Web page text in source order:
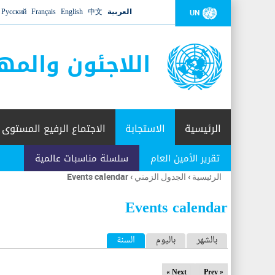
UN العربية 中文
English
Français
Русский
اللاجئون
الرئيسية الاستجابة
تقرير الأمين العام سلسلة مناسبات عالمية
الاجتماع الرفيع المستوى
أنت
هنا
الرئيسية › الجدول الزمني ›
Events calendar
Events calendar
ا
ل
بالشهر باليوم السنة (علامة التبويب النشطة)